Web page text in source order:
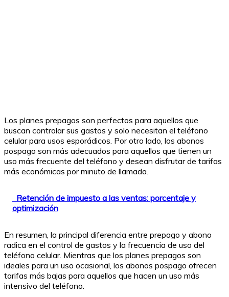
Los planes prepagos son perfectos para aquellos que
buscan controlar sus gastos y solo necesitan el teléfono
celular para usos esporádicos. Por otro lado, los abonos
pospago son más adecuados para aquellos que tienen un
uso más frecuente del teléfono y desean disfrutar de tarifas
más económicas por minuto de llamada.
Retención de impuesto a las ventas: porcentaje y
optimización
En resumen, la principal diferencia entre prepago y abono
radica en el control de gastos y la frecuencia de uso del
teléfono celular. Mientras que los planes prepagos son
ideales para un uso ocasional, los abonos pospago ofrecen
tarifas más bajas para aquellos que hacen un uso más
intensivo del teléfono.